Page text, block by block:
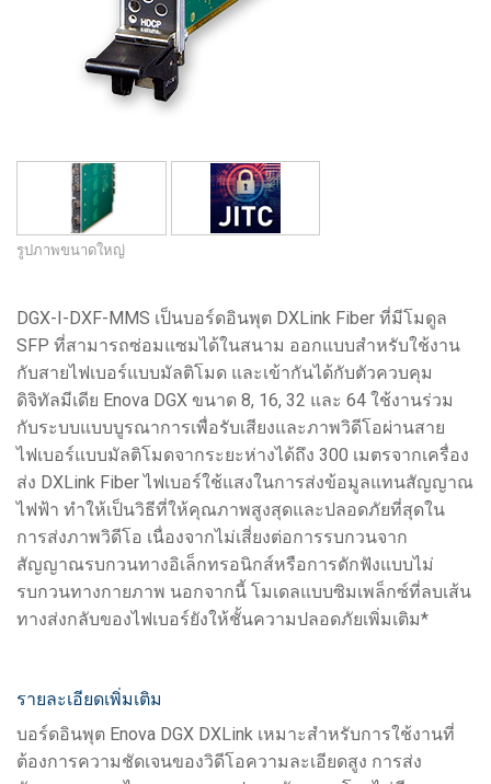
รูปภาพขนาดใหญ่
DGX-I-DXF-MMS เป็นบอร์ดอินพุต DXLink Fiber ที่มีโมดูล
SFP ที่สามารถซ่อมแซมได้ในสนาม ออกแบบสำหรับใช้งาน
กับสายไฟเบอร์แบบมัลติโมด และเข้ากันได้กับตัวควบคุม
ดิจิทัลมีเดีย Enova DGX ขนาด 8, 16, 32 และ 64 ใช้งานร่วม
กับระบบแบบบูรณาการเพื่อรับเสียงและภาพวิดีโอผ่านสาย
ไฟเบอร์แบบมัลติโมดจากระยะห่างได้ถึง 300 เมตรจากเครื่อง
ส่ง DXLink Fiber ไฟเบอร์ใช้แสงในการส่งข้อมูลแทนสัญญาณ
ไฟฟ้า ทำให้เป็นวิธีที่ให้คุณภาพสูงสุดและปลอดภัยที่สุดใน
การส่งภาพวิดีโอ เนื่องจากไม่เสี่ยงต่อการรบกวนจาก
สัญญาณรบกวนทางอิเล็กทรอนิกส์หรือการดักฟังแบบไม่
รบกวนทางกายภาพ นอกจากนี้ โมเดลแบบซิมเพล็กซ์ที่ลบเส้น
ทางส่งกลับของไฟเบอร์ยังให้ชั้นความปลอดภัยเพิ่มเติม*
รายละเอียดเพิ่มเติม
บอร์ดอินพุต Enova DGX DXLink เหมาะสำหรับการใช้งานที่
ต้องการความชัดเจนของวิดีโอความละเอียดสูง การส่ง